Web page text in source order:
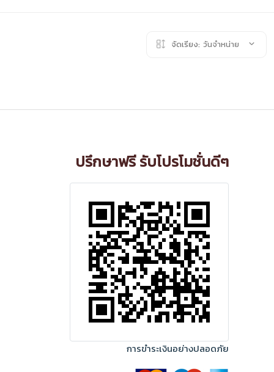
จัดเรียง: วันจำหน่าย
ปรึกษาฟรี รับโปรโมชั่นดีๆ
การขำระเงินอย่างปลอดภัย